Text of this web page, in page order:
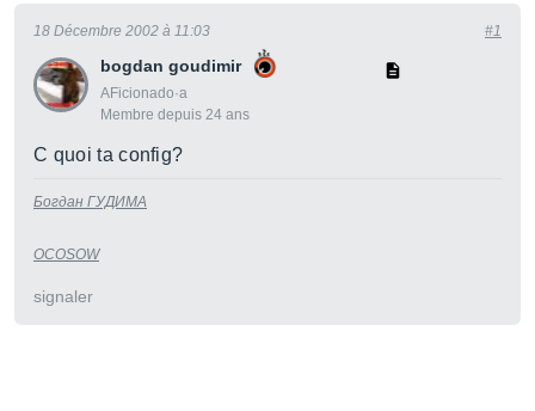
bogdan goudimir
AFicionado·a
Membre depuis 24 ans
18 Décembre 2002 à 11:03 #1
C quoi ta config?
Богдан ГУДИМА
OCOSOW
signaler